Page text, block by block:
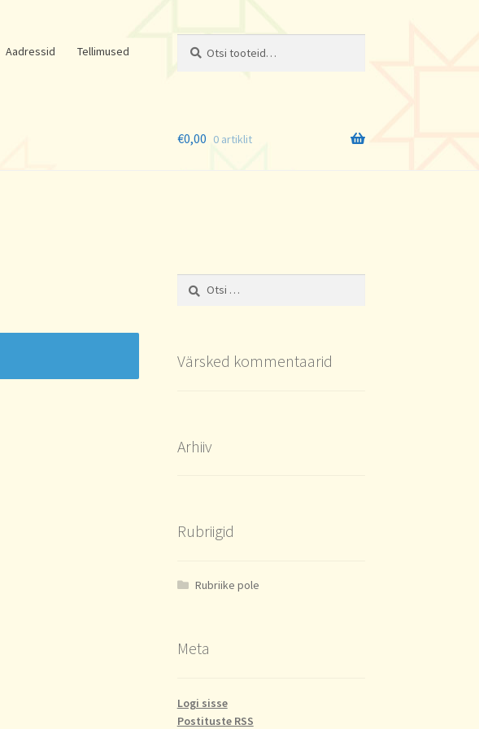
Aadressid Tellimused
€0,00 0 artiklit
Otsi:
Värsked kommentaarid
Arhiiv
Rubriigid
Rubriike pole
Meta
Logi sisse
Postituste RSS